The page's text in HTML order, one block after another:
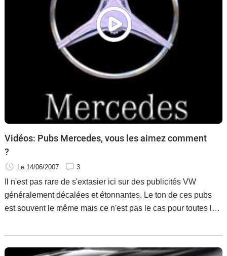
Vidéos: Pubs Mercedes, vous les aimez comment
?
Le 14/06/2007 3
Il n'est pas rare de s'extasier ici sur des publicités VW
généralement décalées et étonnantes. Le ton de ces pubs
est souvent le même mais ce n'est pas le cas pour toutes les
lieux